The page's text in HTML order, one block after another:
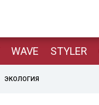
WAVE STYLER
ЭКОЛОГИЯ